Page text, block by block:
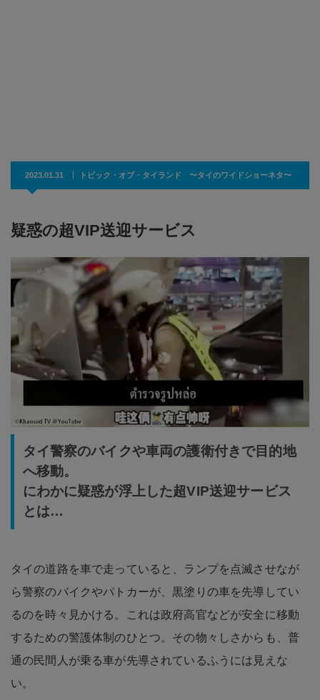
2023.01.31 トピック・オブ・タイランド 〜タイのワイドショーネタ〜
疑惑の超VIP送迎サービス
タイ警察のバイクや車両の護衛付きで目的地
へ移動。
にわかに疑惑が浮上した超VIP送迎サービス
とは…
タイの道路を車で走っていると、ランプを点滅させなが
ら警察のバイクやパトカーが、黒塗りの車を先導してい
るのを時々見かける。これは政府高官などが安全に移動
するための警護体制のひとつ。その物々しさからも、普
通の民間人が乗る車が先導されているふうには見えな
い。